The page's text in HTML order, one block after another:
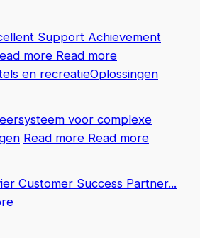
Support Achievement
more Read more
en recreatieOplossingen
voor complexe
Read more Read more
Customer Success Partner...